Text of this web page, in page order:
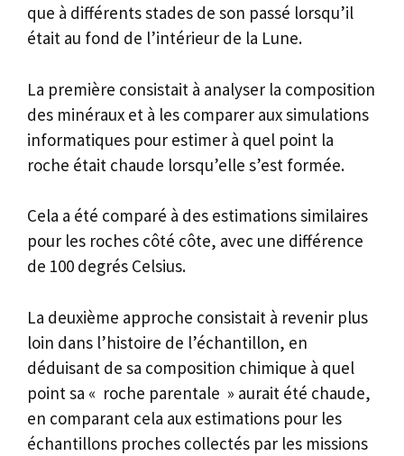
que à différents stades de son passé lorsqu’il
était au fond de l’intérieur de la Lune.
La première consistait à analyser la composition
des minéraux et à les comparer aux simulations
informatiques pour estimer à quel point la
roche était chaude lorsqu’elle s’est formée.
Cela a été comparé à des estimations similaires
pour les roches côté côte, avec une différence
de 100 degrés Celsius.
La deuxième approche consistait à revenir plus
loin dans l’histoire de l’échantillon, en
déduisant de sa composition chimique à quel
point sa « roche parentale » aurait été chaude,
en comparant cela aux estimations pour les
échantillons proches collectés par les missions